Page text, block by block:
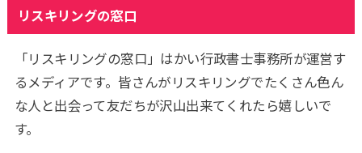
リスキリングの窓口
「リスキリングの窓口」はかい行政書士事務所が運営す
るメディアです。皆さんがリスキリングでたくさん色ん
な人と出会って友だちが沢山出来てくれたら嬉しいで
す。